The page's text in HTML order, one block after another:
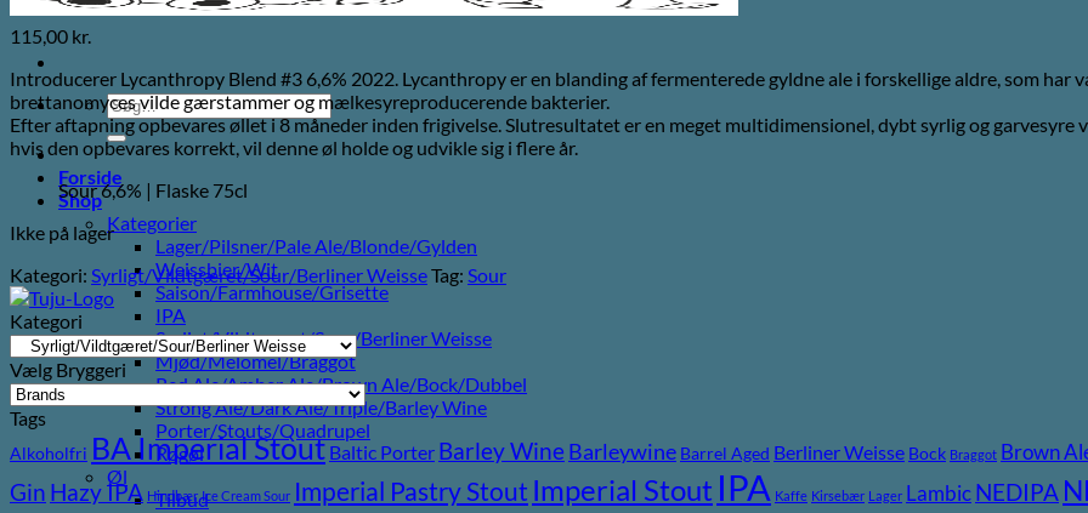
Søg
efter:
Forside
Shop
Kategorier
Lager/Pilsner/Pale Ale/Blonde/Gylden
Weissbier/Wit
Saison/Farmhouse/Grisette
IPA
Syrligt/Vildtgæret/Sour/Berliner Weisse
Mjød/Melomel/Braggot
Red Ale/Amber Ale/Brown Ale/Bock/Dubbel
Strong Ale/Dark Ale/Triple/Barley Wine
Porter/Stouts/Quadrupel
Røgøl
Øl
Tilbud
115,00 kr.
Introducerer Lycanthropy Blend #3 6,6% 2022. Lycanthropy er en blanding af fermenterede gyldne ale i forskellige aldre, som
brettanomyces vilde gærstammer og mælkesyreproducerende bakterier.
Efter aftapning opbevares øllet i 8 måneder inden frigivelse. Slutresultatet er en meget multidimensionel, dybt syrlig og
hvis den opbevares korrekt, vil denne øl holde og udvikle sig i flere år.
Sour 6,6% | Flaske 75cl
Ikke på lager
Kategori: Syrligt/Vildtgæret/Sour/Berliner WeisseTag: Sour
Kategori
Vælg Bryggeri
Tags
Alkoholfri BA Imperial Stout Baltic Porter Barley Wine Barleywine Barrel Aged Berliner Weisse Bock Braggot Brown
Gin Hazy IPA Hindbær Ice Cream Sour Imperial Pastry Stout Imperial Stout IPA Kaffe Kirsebær Lager LambicNEDIPA